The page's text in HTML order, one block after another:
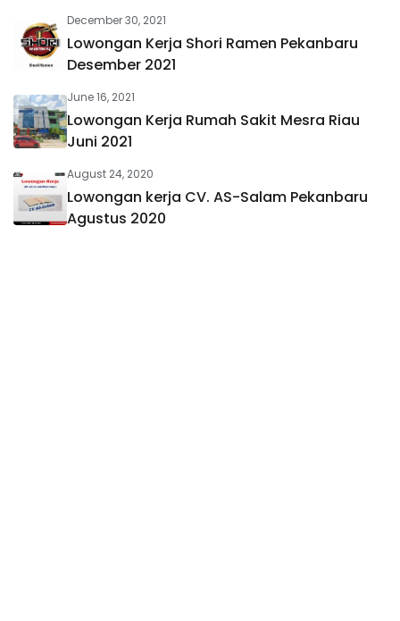
December 30, 2021
Lowongan Kerja Shori Ramen Pekanbaru
Desember 2021
June 16, 2021
Lowongan Kerja Rumah Sakit Mesra Riau
Juni 2021
August 24, 2020
Lowongan kerja CV. AS-Salam Pekanbaru
Agustus 2020